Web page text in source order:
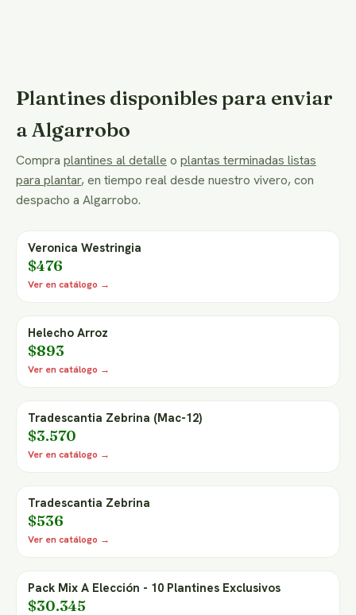
Plantines disponibles para enviar
a Algarrobo
Compra plantines al detalle o plantas terminadas listas
para plantar, en tiempo real desde nuestro vivero, con
despacho a Algarrobo.
Veronica Westringia
$476
Ver en catálogo →
Helecho Arroz
$893
Ver en catálogo →
Tradescantia Zebrina (Mac-12)
$3.570
Ver en catálogo →
Tradescantia Zebrina
$536
Ver en catálogo →
Pack Mix A Elección - 10 Plantines Exclusivos
$30.345